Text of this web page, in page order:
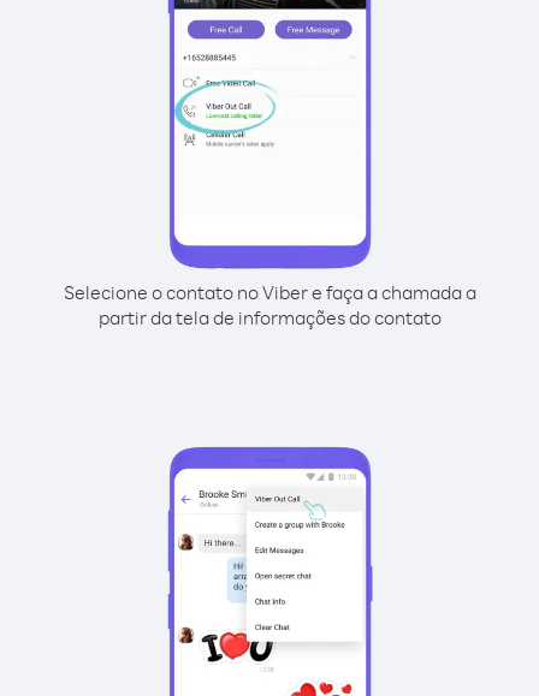
Selecione o contato no Viber e faça a chamada a
partir da tela de informações do contato